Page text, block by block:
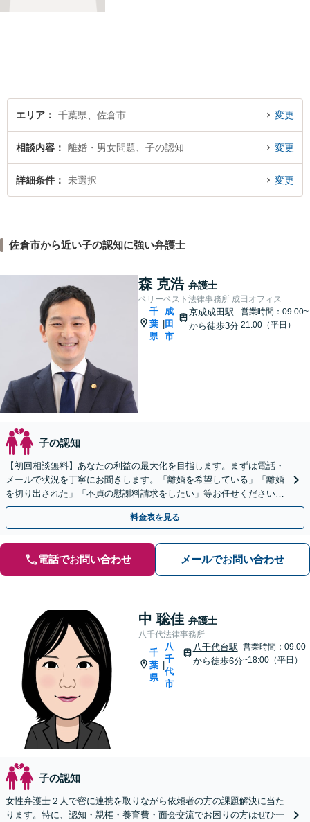
う尽力します。
エリア 千葉県、佐倉市 変更
相談内容 離婚・男女問題、子の認知 変更
詳細条件 未選択 変更
佐倉市から近い子の認知に強い弁護士
森 克浩 弁護士
ベリーベスト法律事務所 成田オフィス
千
葉
県
成
田
市
京成成田駅
から徒歩3分
営業時間：09:00~
21:00（平日）
子の認知
【初回相談無料】あなたの利益の最大化を目指します。まずは電話・
メールで状況を丁寧にお聞きします。「離婚を希望している」「離婚
を切り出された」「不貞の慰謝料請求をしたい」等お任せください。
【リーズナブルな料金設定】
料金表を見る
電話でお問い合わせ メールでお問い合わせ
中 聡佳 弁護士
八千代法律事務所
千
葉
県
八
千
代
市
八千代台駅
から徒歩6分
営業時間：09:00
~18:00（平日）
子の認知
女性弁護士２人で密に連携を取りながら依頼者の方の課題解決に当た
ります。特に、認知・親権・養育費・面会交流でお困りの方はぜひ一